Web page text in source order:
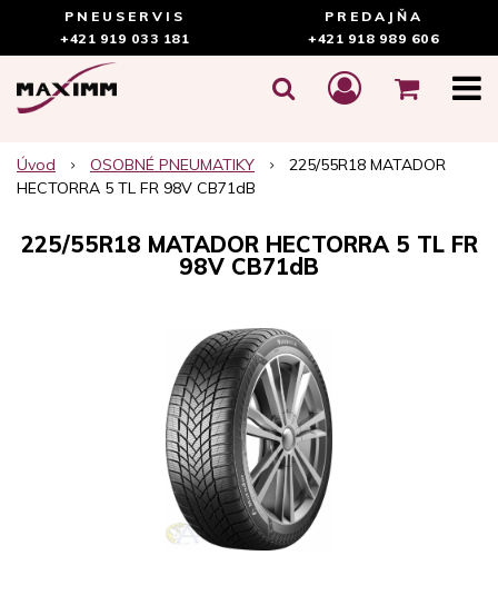
PNEUSERVIS
+421 919 033 181
PREDAJŇA
+421 918 989 606
Úvod OSOBNÉ PNEUMATIKY
225/55R18 MATADOR
HECTORRA 5 TL FR 98V CB71dB
225/55R18 MATADOR HECTORRA 5 TL FR
98V CB71dB